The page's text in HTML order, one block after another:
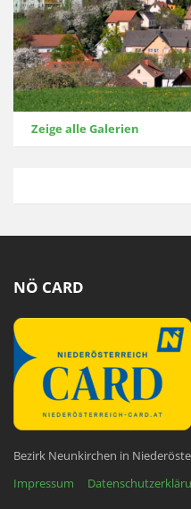
Zeige alle Galerien
NÖ CARD
Bezirk Neunkirchen in
Impressum